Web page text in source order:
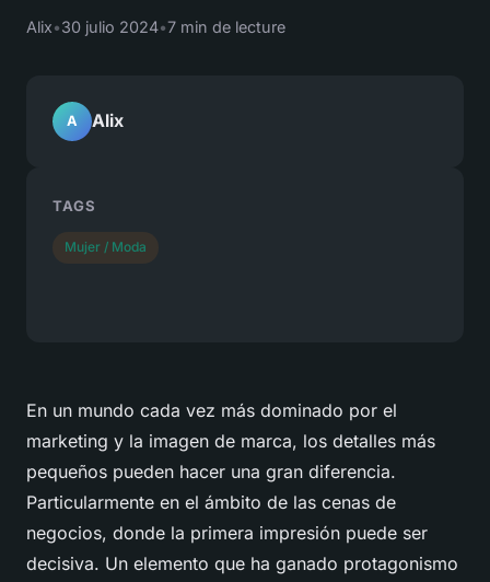
Alix•30 julio 2024•7 min de lecture
En un mundo cada vez más dominado por el
marketing y la imagen de marca, los detalles más
pequeños pueden hacer una gran diferencia.
Particularmente en el ámbito de las cenas de
negocios, donde la primera impresión puede ser
decisiva. Un elemento que ha ganado protagonismo
A Alix
TAGS
Mujer / Moda